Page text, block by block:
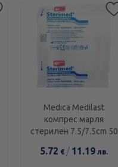
Medica Medilast
компрес марля
стерилен 7.5/7.5cm 50
5.72 € / 11.19 лв.